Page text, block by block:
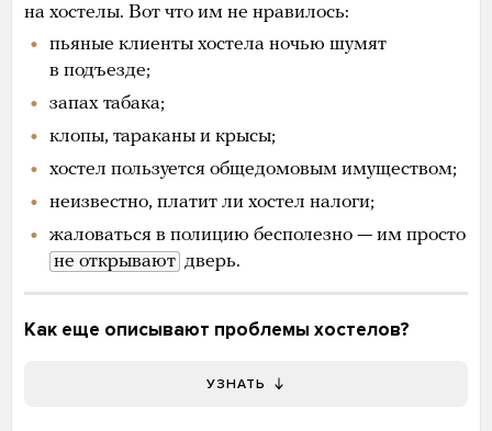
на хостелы. Вот что им не нравилось:
пьяные клиенты хостела ночью шумят
в подъезде;
запах табака;
клопы, тараканы и крысы;
хостел пользуется общедомовым имуществом;
неизвестно, платит ли хостел налоги;
жаловаться в полицию бесполезно — им просто
не открывают дверь.
Как еще описывают проблемы хостелов?
УЗНАТЬ